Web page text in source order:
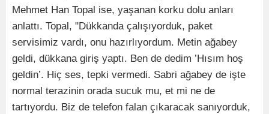
Mehmet Han Topal ise, yaşanan korku dolu anları
anlattı. Topal, "Dükkanda çalışıyorduk, paket
servisimiz vardı, onu hazırlıyordum. Metin ağabey
geldi, dükkana giriş yaptı. Ben de dedim ’Hısım hoş
geldin’. Hiç ses, tepki vermedi. Sabri ağabey de işte
normal terazinin orada sucuk mu, et mi ne de
tartıyordu. Biz de telefon falan çıkaracak sanıyorduk,